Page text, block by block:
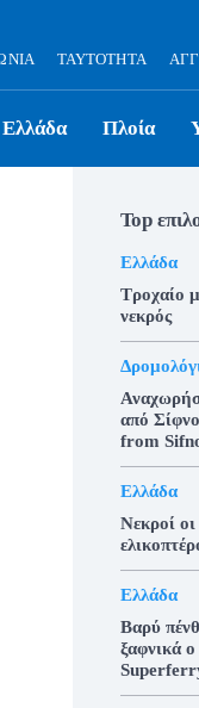
ΤΑΥΤΌΤΗΤΑ
Ελλάδα Πλοία
Top
Ελλάδα
Τροχαίο
νεκρός
από
from
Ελλάδα
Νεκροί οι
Ελλάδα
Βαρύ
ξαφνικά